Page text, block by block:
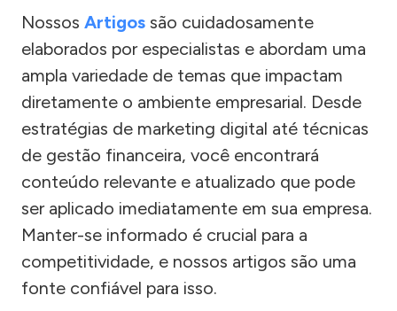
Nossos Artigos são cuidadosamente
elaborados por especialistas e abordam uma
ampla variedade de temas que impactam
diretamente o ambiente empresarial. Desde
estratégias de marketing digital até técnicas
de gestão financeira, você encontrará
conteúdo relevante e atualizado que pode
ser aplicado imediatamente em sua empresa.
Manter-se informado é crucial para a
competitividade, e nossos artigos são uma
fonte confiável para isso.